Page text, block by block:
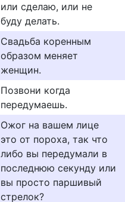
или сделаю, или не
буду делать.
Свадьба коренным
образом меняет
женщин.
Позвони когда
передумаешь.
Ожог на вашем лице
это от пороха, так что
либо вы передумали в
последнюю секунду или
вы просто паршивый
стрелок?